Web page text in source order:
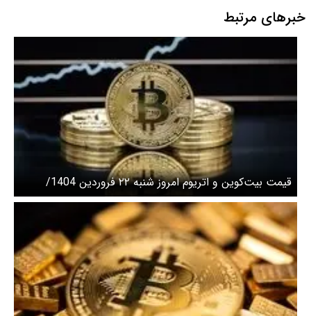
خبرهای مرتبط
قیمت بیت‌کوین و اتریوم امروز شنبه ۲۲ فروردین 1404/
افزایش قیمت بیت‌کوین